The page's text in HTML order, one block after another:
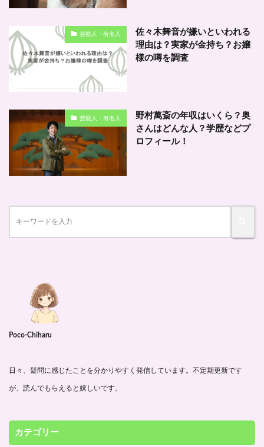
芸能人・有名人
佐々木舞音が嫌いといわれる
理由は？実家が金持ち？お嬢
様の噂を調査
芸能人・有名人
野村萬斎の年収はいくら？奥
さんはどんな人？学歴などプ
ロフィール！
Poco-Chiharu
日々、疑問に感じたことを分かりやすく発信しています。不定期更新です
が、読んでもらえると嬉しいです。
カテゴリー